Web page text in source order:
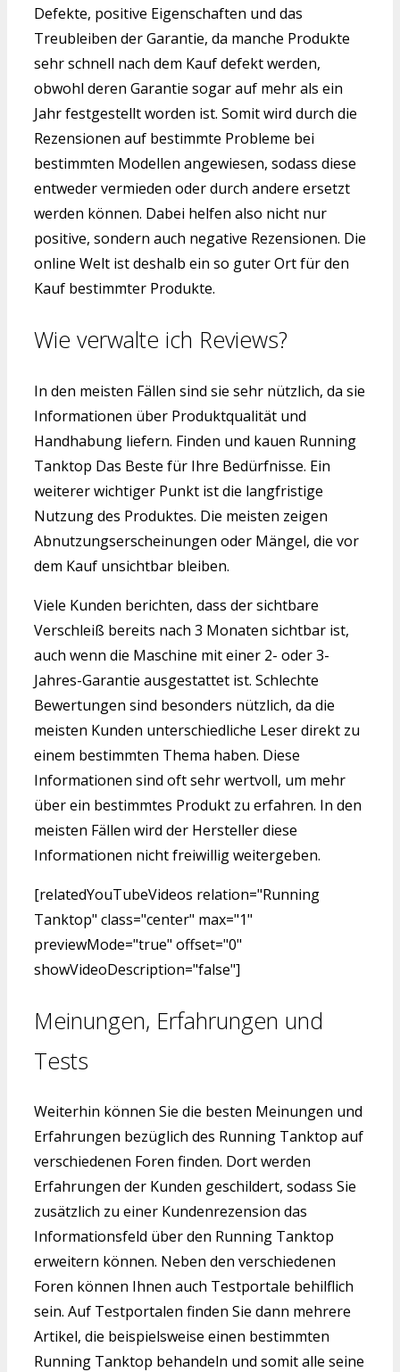
Defekte, positive Eigenschaften und das
Treubleiben der Garantie, da manche Produkte
sehr schnell nach dem Kauf defekt werden,
obwohl deren Garantie sogar auf mehr als ein
Jahr festgestellt worden ist. Somit wird durch die
Rezensionen auf bestimmte Probleme bei
bestimmten Modellen angewiesen, sodass diese
entweder vermieden oder durch andere ersetzt
werden können. Dabei helfen also nicht nur
positive, sondern auch negative Rezensionen. Die
online Welt ist deshalb ein so guter Ort für den
Kauf bestimmter Produkte.
Wie verwalte ich Reviews?
In den meisten Fällen sind sie sehr nützlich, da sie
Informationen über Produktqualität und
Handhabung liefern. Finden und kauen Running
Tanktop Das Beste für Ihre Bedürfnisse. Ein
weiterer wichtiger Punkt ist die langfristige
Nutzung des Produktes. Die meisten zeigen
Abnutzungserscheinungen oder Mängel, die vor
dem Kauf unsichtbar bleiben.
Viele Kunden berichten, dass der sichtbare
Verschleiß bereits nach 3 Monaten sichtbar ist,
auch wenn die Maschine mit einer 2- oder 3-
Jahres-Garantie ausgestattet ist. Schlechte
Bewertungen sind besonders nützlich, da die
meisten Kunden unterschiedliche Leser direkt zu
einem bestimmten Thema haben. Diese
Informationen sind oft sehr wertvoll, um mehr
über ein bestimmtes Produkt zu erfahren. In den
meisten Fällen wird der Hersteller diese
Informationen nicht freiwillig weitergeben.
[relatedYouTubeVideos relation="Running
Tanktop" class="center" max="1"
previewMode="true" offset="0"
showVideoDescription="false"]
Meinungen, Erfahrungen und
Tests
Weiterhin können Sie die besten Meinungen und
Erfahrungen bezüglich des Running Tanktop auf
verschiedenen Foren finden. Dort werden
Erfahrungen der Kunden geschildert, sodass Sie
zusätzlich zu einer Kundenrezension das
Informationsfeld über den Running Tanktop
erweitern können. Neben den verschiedenen
Foren können Ihnen auch Testportale behilflich
sein. Auf Testportalen finden Sie dann mehrere
Artikel, die beispielsweise einen bestimmten
Running Tanktop behandeln und somit alle seine